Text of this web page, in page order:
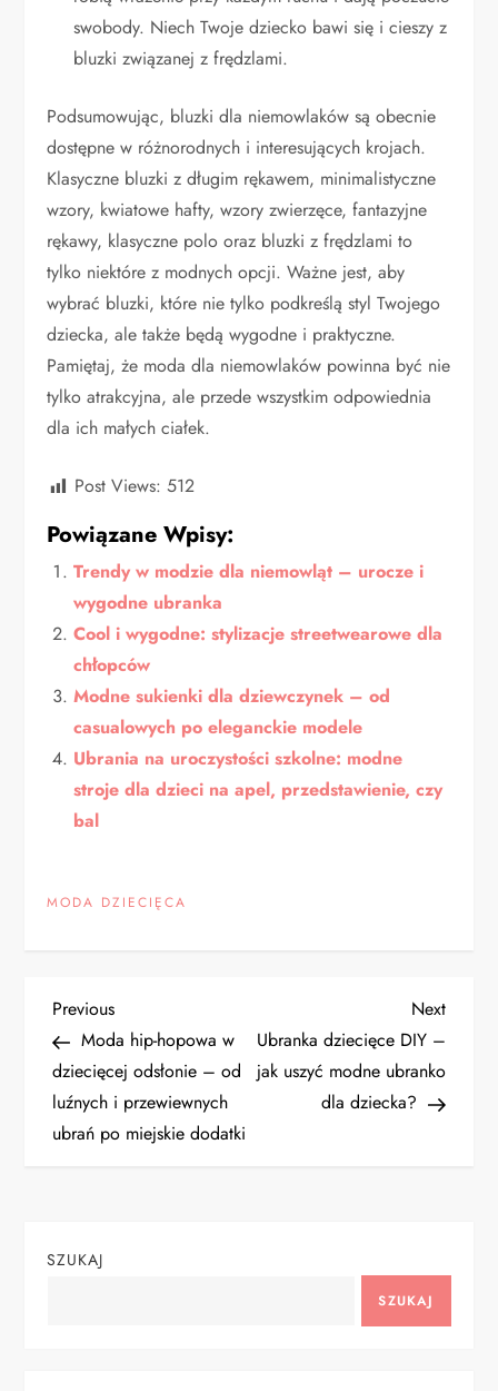
swobody. Niech Twoje dziecko bawi się i cieszy z
bluzki związanej z frędzlami.
Podsumowując, bluzki dla niemowlaków są obecnie
dostępne w różnorodnych i interesujących krojach.
Klasyczne bluzki z długim rękawem, minimalistyczne
wzory, kwiatowe hafty, wzory zwierzęce, fantazyjne
rękawy, klasyczne polo oraz bluzki z frędzlami to
tylko niektóre z modnych opcji. Ważne jest, aby
wybrać bluzki, które nie tylko podkreślą styl Twojego
dziecka, ale także będą wygodne i praktyczne.
Pamiętaj, że moda dla niemowlaków powinna być nie
tylko atrakcyjna, ale przede wszystkim odpowiednia
dla ich małych ciałek.
Post Views: 512
Powiązane Wpisy:
Trendy w modzie dla niemowląt – urocze i
wygodne ubranka
Cool i wygodne: stylizacje streetwearowe dla
chłopców
Modne sukienki dla dziewczynek – od
casualowych po eleganckie modele
Ubrania na uroczystości szkolne: modne
stroje dla dzieci na apel, przedstawienie, czy
bal
MODA DZIECIĘCA
N
a
w
a
Previous
Post
Previous
Moda hip-hopowa w
dziecięcej odsłonie – od
luźnych i przewiewnych
ubrań po miejskie dodatki
Next
Post
Next
Ubranka dziecięce DIY –
jak uszyć modne ubranko
dla dziecka?
SZUKAJ
SZUKAJ